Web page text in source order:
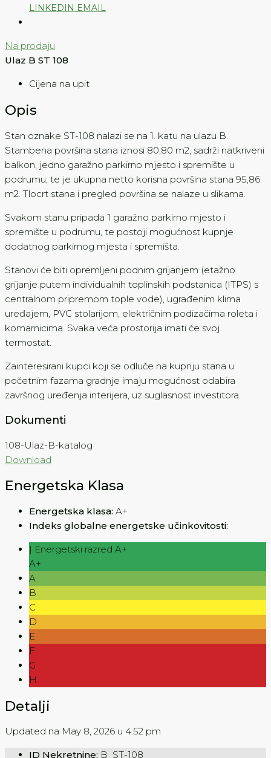
LINKEDIN EMAIL
Na prodaju
Ulaz B ST 108
Cijena na upit
Opis
Stan oznake ST-108 nalazi se na 1. katu na ulazu B.
Stambena površina stana iznosi 80,80 m2, sadrži natkriveni
balkon, jedno garažno parkirno mjesto i spremište u
podrumu, te je ukupna netto korisna površina stana 95,86
m2. Tlocrt stana i pregled površina se nalaze u slikama.
Svakom stanu pripada 1 garažno parkirno mjesto i
spremište u podrumu, te postoji mogućnost kupnje
dodatnog parkirnog mjesta i spremišta.
Stanovi će biti opremljeni podnim grijanjem (etažno
grijanje putem individualnih toplinskih podstanica (ITPS) s
centralnom pripremom tople vode), ugrađenim klima
uređajem, PVC stolarijom, električnim podizačima roleta i
komarnicima. Svaka veća prostorija imati će svoj
termostat.
Zainteresirani kupci koji se odluče na kupnju stana u
početnim fazama gradnje imaju mogućnost odabira
završnog uređenja interijera, uz suglasnost investitora.
Dokumenti
108-Ulaz-B-katalog
Download
Energetska Klasa
Energetska klasa: A+
Indeks globalne energetske učinkovitosti:
| Energetski razred A+
A+
A
B
C
D
E
F
G
H
Detalji
Updated na May 8, 2026 u 4:52 pm
ID Nekretnine: B_ST-108